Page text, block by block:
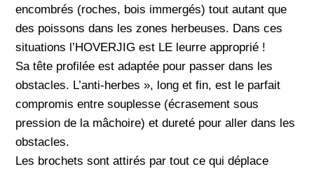
encombrés (roches, bois immergés) tout autant que
des poissons dans les zones herbeuses. Dans ces
situations l’HOVERJIG est LE leurre approprié !
Sa tête profilée est adaptée pour passer dans les
obstacles. L’anti-herbes », long et fin, est le parfait
compromis entre souplesse (écrasement sous
pression de la mâchoire) et dureté pour aller dans les
obstacles.
Les brochets sont attirés par tout ce qui déplace